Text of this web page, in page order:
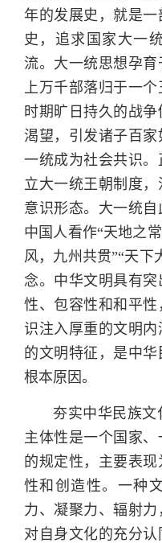
年的发展史，就是
史，追求国家大一
流。大一统思想孕
上万千部落归于一
时期旷日持久的战
渴望，引发诸子百
一统成为社会共识
立大一统王朝制度
意识形态。大一统
中国人看作“天地之
风，九州共贯”“天下
念。中华文明具有
性、包容性和和平
识注入厚重的文明
的文明特征，是中
根本原因。
夯实中华民族文
主体性是一个国家
的规定性，主要表
性和创造性。一种
力、凝聚力、辐射
对自身文化的充分